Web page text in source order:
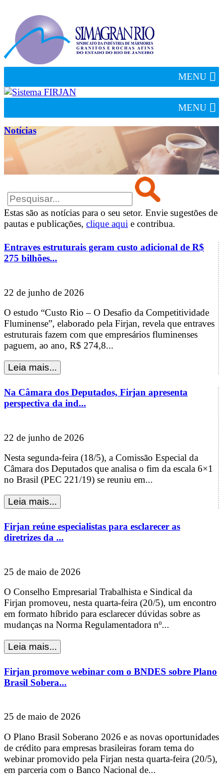
MENU
MENU
Notícias
Estas são as notícias para o seu setor. Envie sugestões de
pautas e publicações, clique aqui e contribua.
Entraves estruturais geram custo adicional de R$
275 bilhões...
22 de junho de 2026
O estudo “Custo Rio – O Desafio da Competitividade
Fluminense”, elaborado pela Firjan, revela que entraves
estruturais fazem com que empresários fluminenses
paguem, ao ano, R$ 274,8...
Na Câmara dos Deputados, Firjan apresenta
perspectiva da ind...
22 de junho de 2026
Nesta segunda-feira (18/5), a Comissão Especial da
Câmara dos Deputados que analisa o fim da escala 6×1
no Brasil (PEC 221/19) se reuniu em...
Firjan reúne especialistas para esclarecer as
diretrizes da ...
25 de maio de 2026
O Conselho Empresarial Trabalhista e Sindical da
Firjan promoveu, nesta quarta-feira (20/5), um encontro
em formato híbrido para esclarecer dúvidas sobre as
mudanças na Norma Regulamentadora nº...
Firjan promove webinar com o BNDES sobre Plano
Brasil Sobera...
25 de maio de 2026
O Plano Brasil Soberano 2026 e as novas oportunidades
de crédito para empresas brasileiras foram tema do
webinar promovido pela Firjan nesta quarta-feira (20/5),
em parceria com o Banco Nacional de...